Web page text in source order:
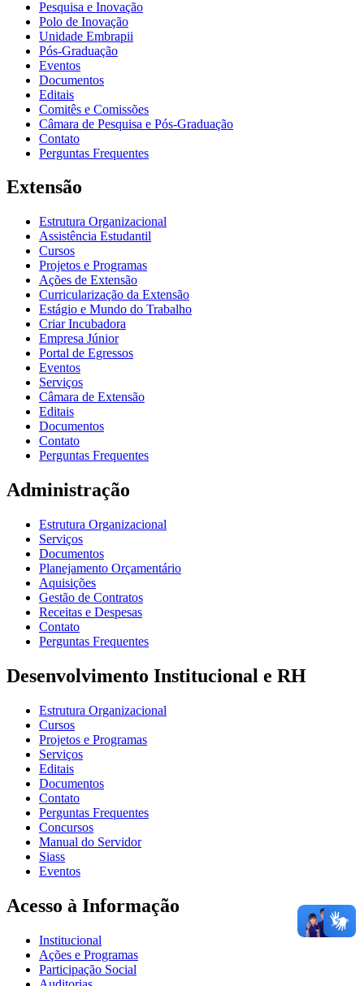
Pesquisa e Inovação
Polo de Inovação
Unidade Embrapii
Pós-Graduação
Eventos
Documentos
Editais
Comitês e Comissões
Câmara de Pesquisa e Pós-Graduação
Contato
Perguntas Frequentes
Extensão
Estrutura Organizacional
Assistência Estudantil
Cursos
Projetos e Programas
Ações de Extensão
Curricularização da Extensão
Estágio e Mundo do Trabalho
Criar Incubadora
Empresa Júnior
Portal de Egressos
Eventos
Serviços
Câmara de Extensão
Editais
Documentos
Contato
Perguntas Frequentes
Administração
Estrutura Organizacional
Serviços
Documentos
Planejamento Orçamentário
Aquisições
Gestão de Contratos
Receitas e Despesas
Contato
Perguntas Frequentes
Desenvolvimento Institucional e RH
Estrutura Organizacional
Cursos
Projetos e Programas
Serviços
Editais
Documentos
Contato
Perguntas Frequentes
Concursos
Manual do Servidor
Siass
Eventos
Acesso à Informação
Institucional
Ações e Programas
Participação Social